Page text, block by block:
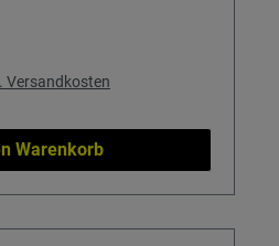
Versandkosten
Warenkorb